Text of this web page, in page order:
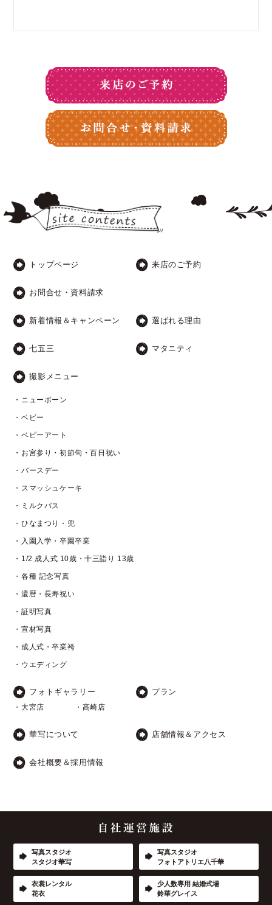
トップページ 来店のご予約
お問合せ・資料請求
新着情報＆キャンペーン 選ばれる理由
七五三 マタニティ
撮影メニュー
・ニューボーン
・ベビー
・ベビーアート
・お宮参り・初節句・百日祝い
・バースデー
・スマッシュケーキ
・ミルクバス
・ひなまつり・兜
・入園入学・卒園卒業
・1/2 成人式 10歳・十三詣り 13歳
・各種 記念写真
・還暦・長寿祝い
・証明写真
・宣材写真
・成人式・卒業袴
・ウエディング
フォトギャラリー
・大宮店 ・高崎店
プラン
華写について 店舗情報＆アクセス
会社概要＆採用情報
写真スタジオ
スタジオ華写
写真スタジオ
フォトアトリエ八千華
衣裳レンタル
花衣
少人数専用 結婚式場
鈴華グレイス